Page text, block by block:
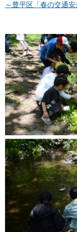
～豊平区「春の交通